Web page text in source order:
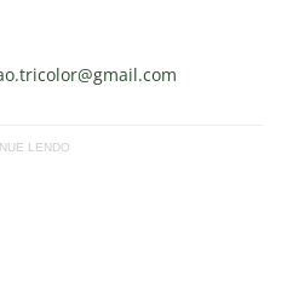
@gmail.com
LENDO